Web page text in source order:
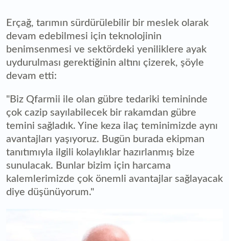
Erçağ, tarımın sürdürülebilir bir meslek olarak
devam edebilmesi için teknolojinin
benimsenmesi ve sektördeki yeniliklere ayak
uydurulması gerektiğinin altını çizerek, şöyle
devam etti:
"Biz Qfarmii ile olan gübre tedariki temininde
çok cazip sayılabilecek bir rakamdan gübre
temini sağladık. Yine keza ilaç teminimizde aynı
avantajları yaşıyoruz. Bugün burada ekipman
tanıtımıyla ilgili kolaylıklar hazırlanmış bize
sunulacak. Bunlar bizim için harcama
kalemlerimizde çok önemli avantajlar sağlayacak
diye düşünüyorum."